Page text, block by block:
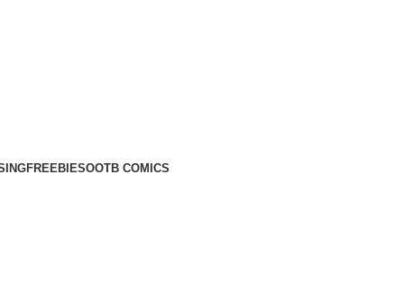
FREEBIESOOTB COMICS